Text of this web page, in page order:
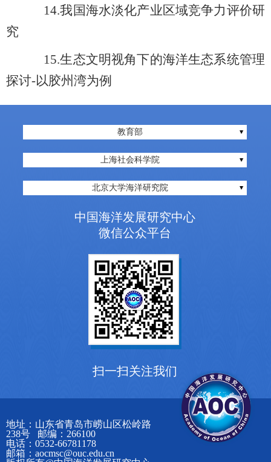
14.我国海水淡化产业区域竞争力评价研
究
15.生态文明视角下的海洋生态系统管理
探讨-以胶州湾为例
教育部
上海社会科学院
北京大学海洋研究院
中国海洋发展研究中心
微信公众平台
扫一扫关注我们
地址：山东省青岛市崂山区松岭路
238号 邮编：266100
电话：0532-66781178
邮箱：aocmsc@ouc.edu.cn